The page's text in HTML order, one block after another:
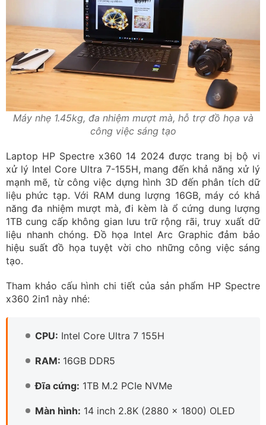
Máy nhẹ 1.45kg, đa nhiệm mượt mà, hỗ trợ đồ họa và
công việc sáng tạo
Laptop HP Spectre x360 14 2024 được trang bị bộ vi
xử lý Intel Core Ultra 7-155H, mang đến khả năng xử lý
mạnh mẽ, từ công việc dựng hình 3D đến phân tích dữ
liệu phức tạp. Với RAM dung lượng 16GB, máy có khả
năng đa nhiệm mượt mà, đi kèm là ổ cứng dung lượng
1TB cung cấp không gian lưu trữ rộng rãi, truy xuất dữ
liệu nhanh chóng. Đồ họa Intel Arc Graphic đảm bảo
hiệu suất đồ họa tuyệt vời cho những công việc sáng
tạo.
Tham khảo cấu hình chi tiết của sản phẩm HP Spectre
x360 2in1 này nhé:
CPU: Intel Core Ultra 7 155H
RAM: 16GB DDR5
Đĩa cứng: 1TB M.2 PCIe NVMe
Màn hình: 14 inch 2.8K (2880 x 1800) OLED